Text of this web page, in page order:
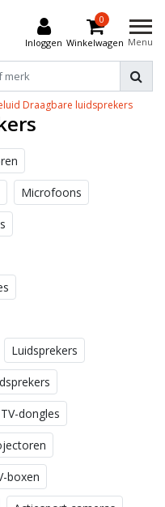
Inloggen
0
Winkelwagen Menu
Draagbare luidsprekers
Microfoons
Luidsprekers
dongles
boxen